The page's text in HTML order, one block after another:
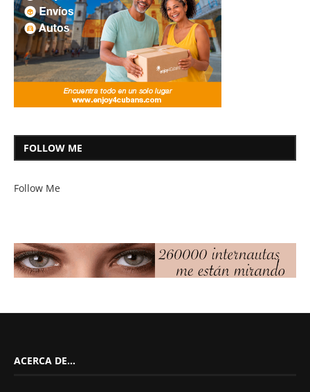
FOLLOW ME
Follow Me
ACERCA DE…